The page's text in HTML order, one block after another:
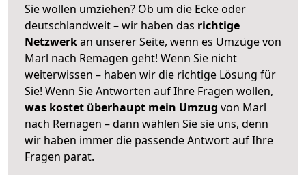
Sie wollen umziehen? Ob um die Ecke oder
deutschlandweit – wir haben das richtige
Netzwerkan unserer Seite, wenn es Umzüge von
Marl nach Remagen geht! Wenn Sie nicht
weiterwissen – haben wir die richtige Lösung für
Sie! Wenn Sie Antworten auf Ihre Fragen wollen,
was kostet überhaupt mein Umzug von Marl
nach Remagen – dann wählen Sie sie uns, denn
wir haben immer die passende Antwort auf Ihre
Fragen parat.